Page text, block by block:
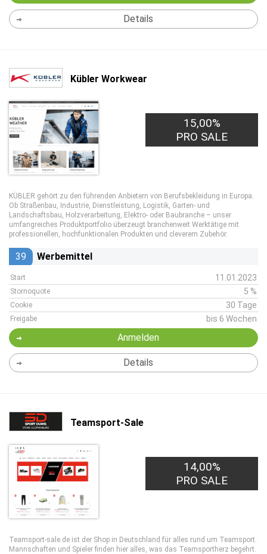
Details
Kübler Workwear
15,00%
PRO SALE
KÜBLER gehört zu den führenden Anbietern von Berufsbekleidung in Europa.
Ob Straßenbau, Industrie, Dienstleistung, Logistik, Garten- und
Landschaftsbau, Holzverarbeitung, Elektro- oder Baubranche – unser
umfangreiches Produktportfolio überzeugt branchenweit Werktätige mit
professionellen, hochfunktionalen Produkten und cleverem Zubehör.
39 Werbemittel
Start 11.01.2023
Stornoquote 5 %
Cookie 30 Tage
Freigabe bis 6 Wochen
Anmelden
Details
Teamsport-Sale
14,00%
PRO SALE
Teamsport-sale.de ist der Shop in Deutschland für alles rund um Teamsport.
Mannschaften und Spieler finden hier alles, was das Teamsportherz begehrt.